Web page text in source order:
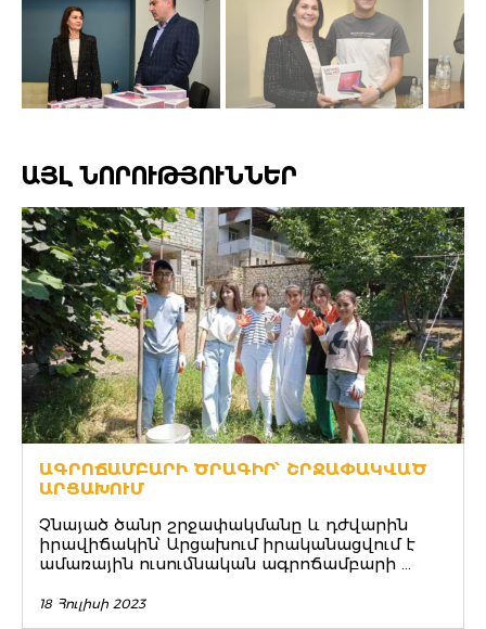
ԱՅԼ ՆՈՐՈՒԹՅՈՒՆՆԵՐ
ԱԳՐՈՃԱՄԲԱՐԻ ԾՐԱԳԻՐ՝ ՇՐՋԱՓԱԿՎԱԾ
ԱՐՑԱԽՈՒՄ
Չնայած ծանր շրջափակմանը և դժվարին
իրավիճակին՝ Արցախում իրականացվում է
ամառային ուսումնական ագրոճամբարի ...
18 Հուլիսի 2023